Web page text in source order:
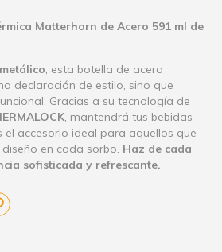
Matterhorn de Acero 591 ml de
, esta botella de acero
declaración de estilo, sino que
Gracias a su tecnología de
, mantendrá tus bebidas
el accesorio ideal para aquellos que
en cada sorbo. Haz de cada
sofisticada y refrescante.